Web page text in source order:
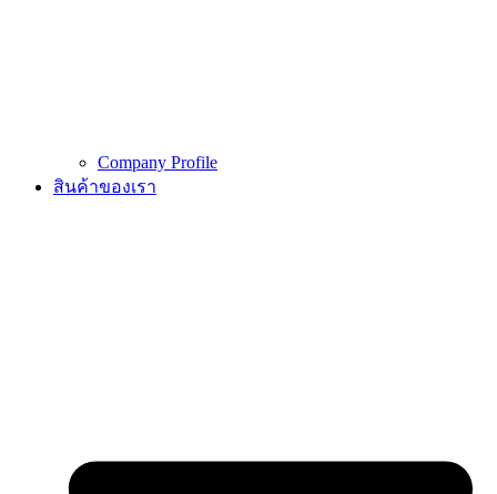
Company Profile
สินค้าของเรา